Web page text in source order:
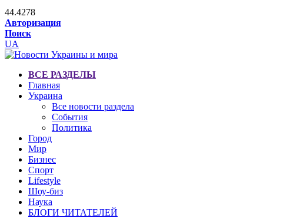
44.4278
Авторизация
Поиск
UA
ВСЕ РАЗДЕЛЫ
Главная
Украина
Все новости раздела
События
Политика
Город
Мир
Бизнес
Спорт
Lifestyle
Шоу-биз
Наука
БЛОГИ ЧИТАТЕЛЕЙ